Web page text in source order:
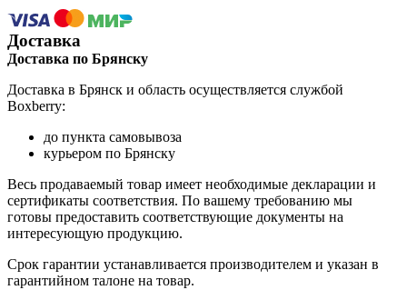
Доставка
Доставка по Брянску
Доставка в Брянск и область осуществляется службой
Boxberry:
до пункта самовывоза
курьером по Брянску
Весь продаваемый товар имеет необходимые декларации и
сертификаты соответствия. По вашему требованию мы
готовы предоставить соответствующие документы на
интересующую продукцию.
Срок гарантии устанавливается производителем и указан в
гарантийном талоне на товар.